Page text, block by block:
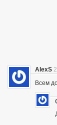
AlexS
Всем